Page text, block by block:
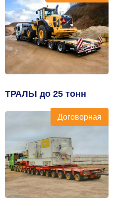
ТРАЛЫ до 25 тонн
Договорная